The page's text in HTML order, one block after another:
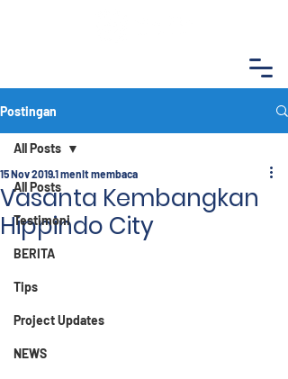
Postingan
All Posts
Testimoni
BERITA
Tips
Project Updates
NEWS
All Posts
Vasanta Kembangkan
Hippindo City
15 Nov 20191 menit membaca